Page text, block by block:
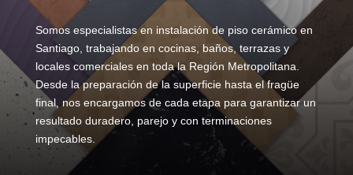
Somos especialistas en instalación de piso cerámico en
Santiago, trabajando en cocinas, baños, terrazas y
locales comerciales en toda la Región Metropolitana.
Desde la preparación de la superficie hasta el fragüe
final, nos encargamos de cada etapa para garantizar un
resultado duradero, parejo y con terminaciones
impecables.